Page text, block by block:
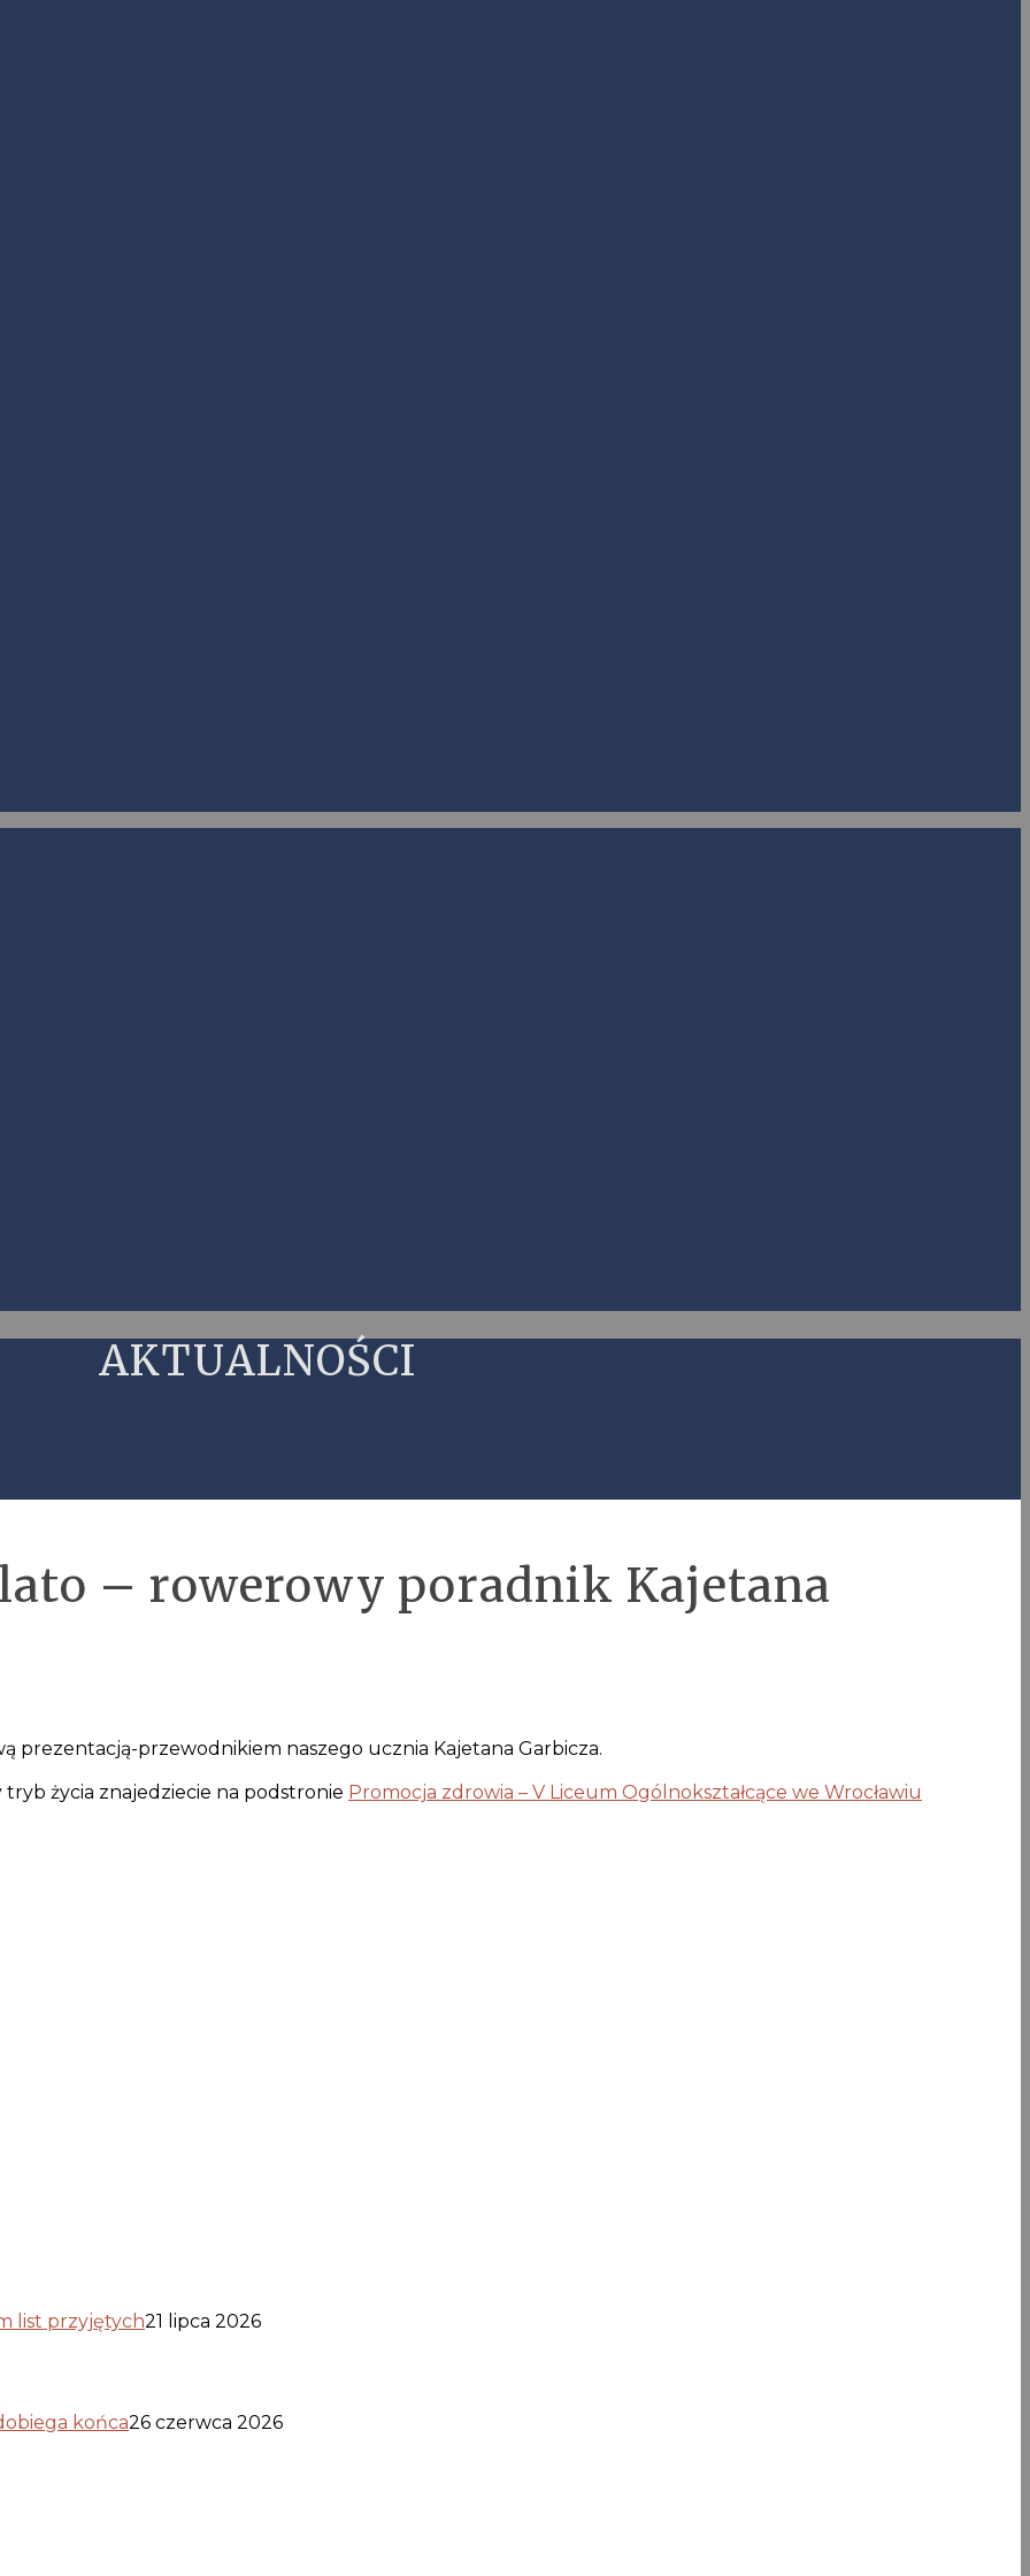
AKTUALNOŚCI
– rowerowy poradnik Kajetana
prezentacją-przewodnikiem naszego ucznia Kajetana Garbicza.
życia znajedziecie na podstronie Promocja zdrowia – V Liceum Ogólnokształcące we Wrocławiu
list przyjętych21 lipca 2026
końca26 czerwca 2026